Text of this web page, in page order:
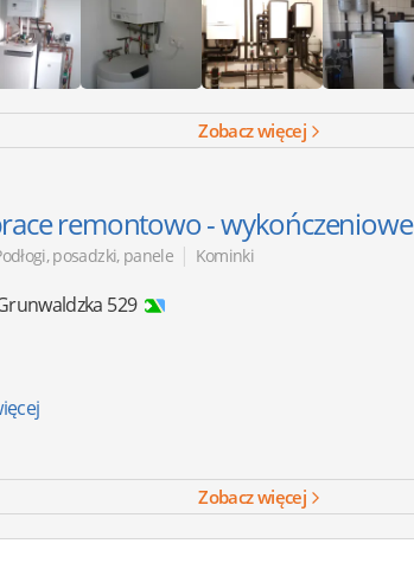
Zobacz więcej
remontowo - wykończeniowe
posadzki, panele | Kominki
529
Zobacz więcej